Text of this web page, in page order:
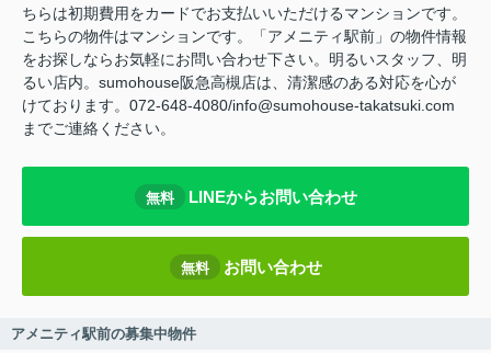
ちらは初期費用をカードでお支払いいただけるマンションです。
こちらの物件はマンションです。「アメニティ駅前」の物件情報
をお探しならお気軽にお問い合わせ下さい。明るいスタッフ、明
るい店内。sumohouse阪急高槻店は、清潔感のある対応を心が
けております。072-648-4080/info@sumohouse-takatsuki.com
までご連絡ください。
無料 LINEからお問い合わせ
無料 お問い合わせ
アメニティ駅前の募集中物件